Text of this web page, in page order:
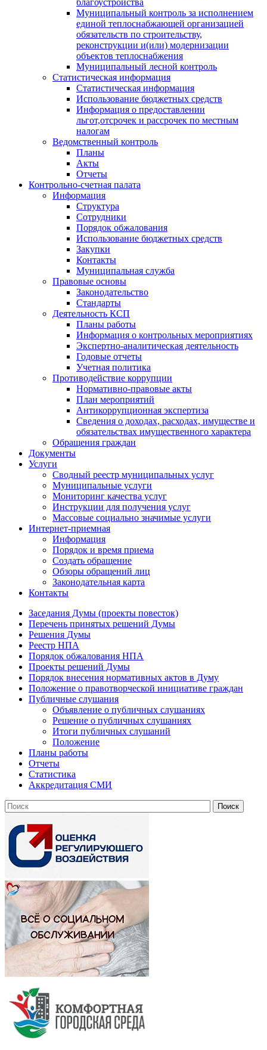
благоустройства
Муниципальный контроль за исполнением
единой теплоснабжающей организацией
обязательств по строительству,
реконструкции и(или) модернизации
объектов теплоснабжения
Муниципальный лесной контроль
Статистическая информация
Статистическая информация
Использование бюджетных средств
Информация о предоставлении
льгот,отсрочек и рассрочек по местным
налогам
Ведомственный контроль
Планы
Акты
Отчеты
Контрольно-счетная палата
Информация
Структура
Сотрудники
Порядок обжалования
Использование бюджетных средств
Закупки
Контакты
Муниципальная служба
Правовые основы
Законодательство
Стандарты
Деятельность КСП
Планы работы
Информация о контрольных мероприятиях
Экспертно-аналитическая деятельность
Годовые отчеты
Учетная политика
Противодействие коррупции
Нормативно-правовые акты
План мероприятий
Антикоррупционная экспертиза
Сведения о доходах, расходах, имуществе и
обязательствах имущественного характера
Обращения граждан
Документы
Услуги
Сводный реестр муниципальных услуг
Муниципальные услуги
Мониторинг качества услуг
Инструкции для получения услуг
Массовые социально значимые услуги
Интернет-приемная
Информация
Порядок и время приема
Создать обращение
Обзоры обращений лиц
Законодательная карта
Контакты
Заседания Думы (проекты повесток)
Перечень принятых решений Думы
Решения Думы
Реестр НПА
Порядок обжалования НПА
Проекты решений Думы
Порядок внесения нормативных актов в Думу
Положение о правотворческой инициативе граждан
Публичные слушания
Объявление о публичных слушаниях
Решение о публичных слушаниях
Итоги публичных слушаний
Положение
Планы работы
Отчеты
Статистика
Аккредитация СМИ